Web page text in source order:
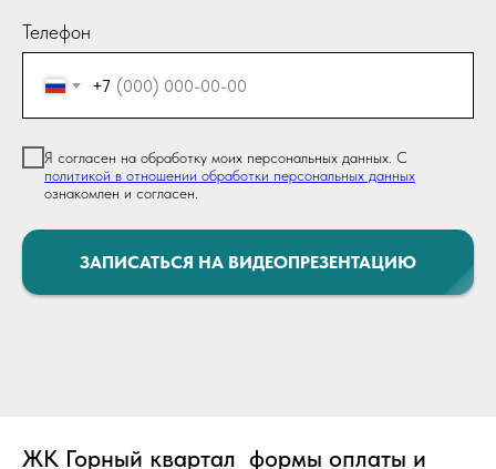
Телефон
+7
Я согласен на обработку моих персональных данных. С
политикой в отношении обработки персональных данных
ознакомлен и согласен.
ЗАПИСАТЬСЯ НА ВИДЕОПРЕЗЕНТАЦИЮ
ЖК Горный квартал формы оплаты и